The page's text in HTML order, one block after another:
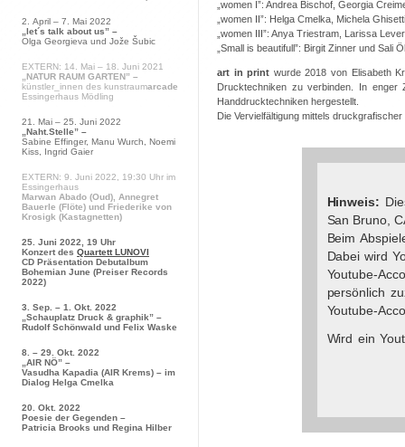
„women I”: Andrea Bischof, Georgia
„women II”: Helga Cmelka, Michela
„women III”: Anya Triestram, Larissa
„Small is beautifull”: Birgit Zinner und Sali
art in print wurde 2018 von Elisabeth
Drucktechniken zu verbinden. In enger
Handdrucktechniken hergestellt.
Die Vervielfältigung mittels
Hinweis:
San Bruno,
Beim
Dabei wird
Youtube-
persönlich
Youtube-
Wird ein
rechnen
2. April – 7. Mai 2022
„let´s talk about us” –
Olga Georgieva und Jože Šubic
EXTERN: 14. Mai – 18. Juni 2021
„NATUR RAUM GARTEN” –
künstler_innen des kunstraumarcade
Essingerhaus Mödling
21. Mai – 25. Juni 2022
„Naht.Stelle” –
Sabine Effinger, Manu Wurch, Noemi
Kiss, Ingrid Gaier
EXTERN: 9. Juni 2022, 19:30 Uhr im
Essingerhaus
Marwan Abado (Oud), Annegret
Bauerle (Flöte) und Friederike von
Krosigk (Kastagnetten)
25. Juni 2022, 19 Uhr
Konzert des Quartett LUNOVI
CD Präsentation Debutalbum
Bohemian June (Preiser Records
2022)
3. Sep. – 1. Okt. 2022
„Schauplatz Druck & graphik” –
Rudolf Schönwald und Felix Waske
8. – 29. Okt. 2022
„AIR NÖ” –
Vasudha Kapadia (AIR Krems) – im
Dialog Helga Cmelka
20. Okt. 2022
Poesie der Gegenden –
Patricia Brooks und Regina Hilber